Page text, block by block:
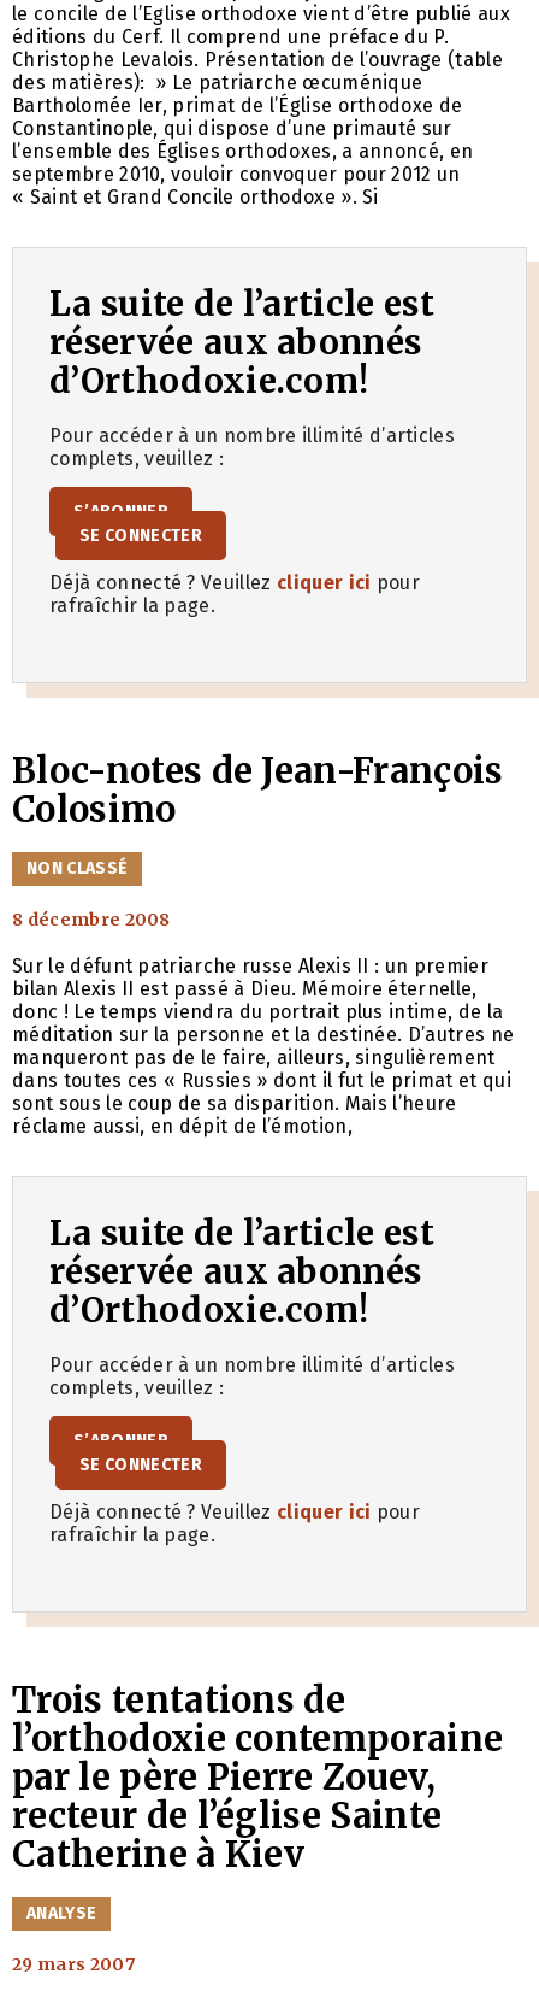
le concile de l’Eglise orthodoxe vient d’être publié aux
éditions du Cerf. Il comprend une préface du P.
Christophe Levalois. Présentation de l’ouvrage (table
des matières): » Le patriarche œcuménique
Bartholomée Ier, primat de l’Église orthodoxe de
Constantinople, qui dispose d’une primauté sur
l’ensemble des Églises orthodoxes, a annoncé, en
septembre 2010, vouloir convoquer pour 2012 un
« Saint et Grand Concile orthodoxe ». Si
La suite de l’article est
réservée aux abonnés
d’Orthodoxie.com!
Pour accéder à un nombre illimité d’articles
complets, veuillez :
S’ABONNER
SE CONNECTER
Déjà connecté ? Veuillez cliquer ici pour
rafraîchir la page.
Bloc-notes de Jean-François
Colosimo
CATÉGORIES
NON CLASSÉ
8 décembre 2008
Sur le défunt patriarche russe Alexis II : un premier
bilan Alexis II est passé à Dieu. Mémoire éternelle,
donc ! Le temps viendra du portrait plus intime, de la
méditation sur la personne et la destinée. D’autres ne
manqueront pas de le faire, ailleurs, singulièrement
dans toutes ces « Russies » dont il fut le primat et qui
sont sous le coup de sa disparition. Mais l’heure
réclame aussi, en dépit de l’émotion,
La suite de l’article est
réservée aux abonnés
d’Orthodoxie.com!
Pour accéder à un nombre illimité d’articles
complets, veuillez :
S’ABONNER
SE CONNECTER
Déjà connecté ? Veuillez cliquer ici pour
rafraîchir la page.
Trois tentations de
l’orthodoxie contemporaine
par le père Pierre Zouev,
recteur de l’église Sainte
Catherine à Kiev
CATÉGORIES
ANALYSE
29 mars 2007